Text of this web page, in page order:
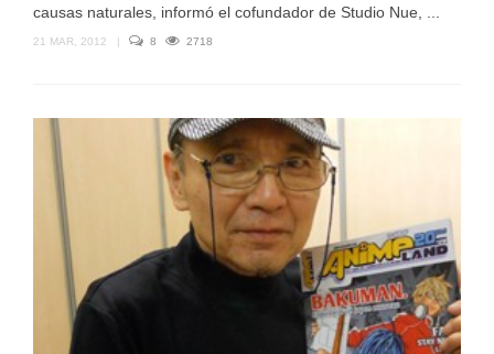
causas naturales, informó el cofundador de Studio Nue, ...
21 MAR, 2012 | 8 2718